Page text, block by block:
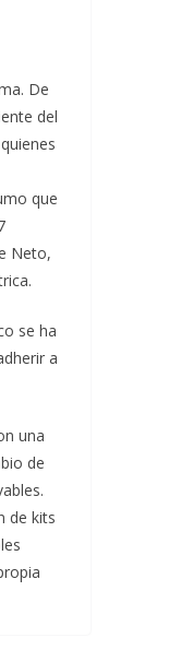
De
del
que
Neto,
se ha
a
una
de
de kits